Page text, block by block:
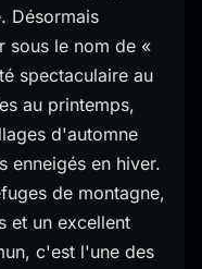
Désormais
sous le nom de «
spectaculaire au
au printemps,
d'automne
enneigés en hiver.
de montagne,
et un excellent
c'est l'une des